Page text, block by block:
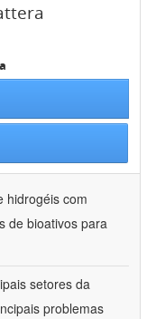
hidrogéis com
de bioativos para
setores da
problemas